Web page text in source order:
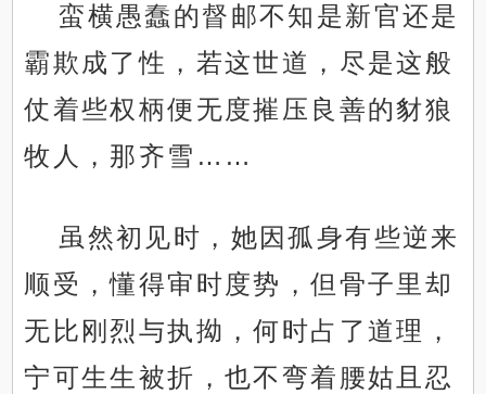
蛮横愚蠢的督邮不知是新官还是
霸欺成了性，若这世道，尽是这般
仗着些权柄便无度摧压良善的豺狼
牧人，那齐雪……
虽然初见时，她因孤身有些逆来
顺受，懂得审时度势，但骨子里却
无比刚烈与执拗，何时占了道理，
宁可生生被折，也不弯着腰姑且忍